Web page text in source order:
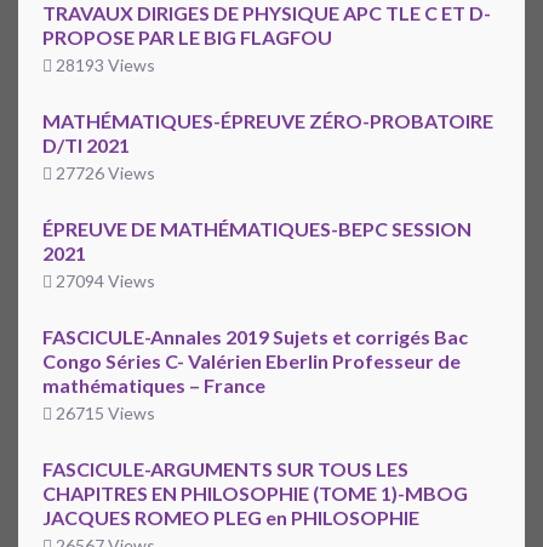
TRAVAUX DIRIGES DE PHYSIQUE APC TLE C ET D-
PROPOSE PAR LE BIG FLAGFOU
28193 Views
MATHÉMATIQUES-ÉPREUVE ZÉRO-PROBATOIRE
D/TI 2021
27726 Views
ÉPREUVE DE MATHÉMATIQUES-BEPC SESSION
2021
27094 Views
FASCICULE-Annales 2019 Sujets et corrigés Bac
Congo Séries C- Valérien Eberlin Professeur de
mathématiques – France
26715 Views
FASCICULE-ARGUMENTS SUR TOUS LES
CHAPITRES EN PHILOSOPHIE (TOME 1)-MBOG
JACQUES ROMEO PLEG en PHILOSOPHIE